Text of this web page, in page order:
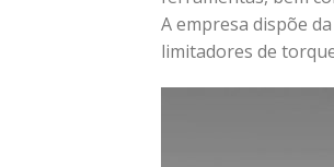
A empresa dispõe
limitadores de